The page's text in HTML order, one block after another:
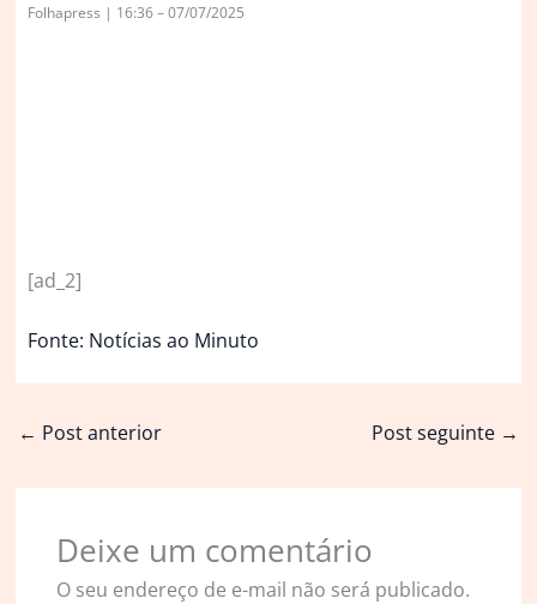
Folhapress | 16:36 – 07/07/2025
[ad_2]
Fonte: Notícias ao Minuto
← Post anterior Post seguinte →
Deixe um comentário
O seu endereço de e-mail não será publicado.